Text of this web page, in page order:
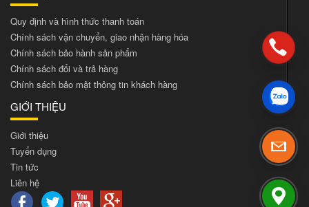
Quy định và hình thức thanh toán
Chính sách vận chuyển, giao nhận hàng hóa
Chính sách bảo hành sản phẩm
Chính sách đổi và trả hàng
Chính sách bảo mật thông tin khách hàng
GIỚI THIỆU
Giới thiệu
Tuyển dụng
Tin tức
Liên hệ